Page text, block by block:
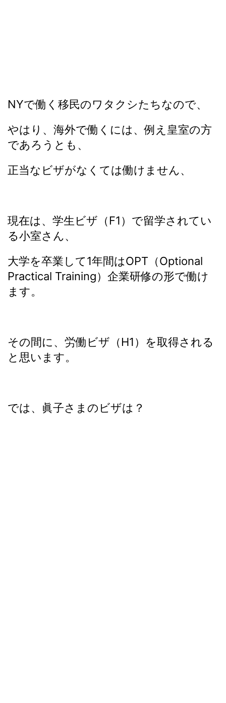
NYで働く移民のワタクシたちなので、
やはり、海外で働くには、例え皇室の方
であろうとも、
正当なビザがなくては働けません、
現在は、学生ビザ（F1）で留学されてい
る小室さん、
大学を卒業して1年間はOPT（Optional
Practical Training）企業研修の形で働け
ます。
その間に、労働ビザ（H1）を取得される
と思います。
では、眞子さまのビザは？